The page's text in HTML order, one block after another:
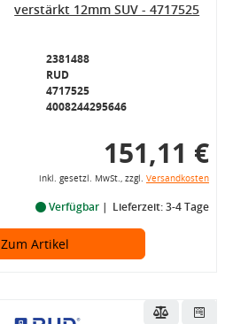
verstärkt 12mm SUV - 4717525
2381488
RUD
4717525
4008244295646
151,11 €
inkl. gesetzl. MwSt., zzgl. Versandkosten
Verfügbar Lieferzeit: 3-4 Tage
Zum Artikel